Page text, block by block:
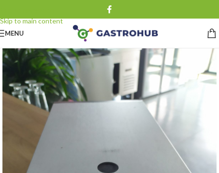
Skip to main content
MENU